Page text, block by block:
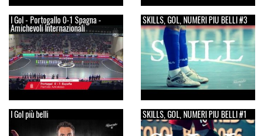
I Gol - Portogallo 0-1 Spagna -
Amichevoli Internazionali
SKILLS, GOL, NUMERI PIU BELLI #3
I Gol più belli SKILLS, GOL, NUMERI PIU BELLI #1